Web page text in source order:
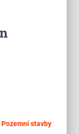
Pozemní stavby